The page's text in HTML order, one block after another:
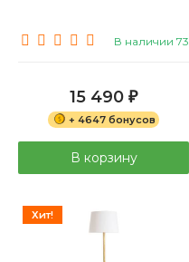
В наличии 73
15 490 ₽
+ 4647 бонусов
В корзину
Хит!